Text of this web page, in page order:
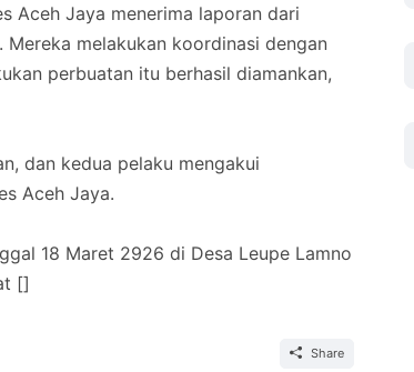
Aceh Jaya menerima laporan dari
melakukan koordinasi dengan
perbuatan itu berhasil diamankan,
dan kedua pelaku mengakui
Aceh Jaya.
18 Maret 2926 di Desa Leupe Lamno
[]
Share